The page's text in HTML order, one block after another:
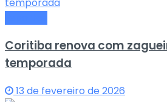
Coritiba renova com
temporada
13 de fevereiro de 2026